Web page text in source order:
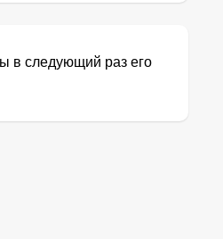
в следующий раз его